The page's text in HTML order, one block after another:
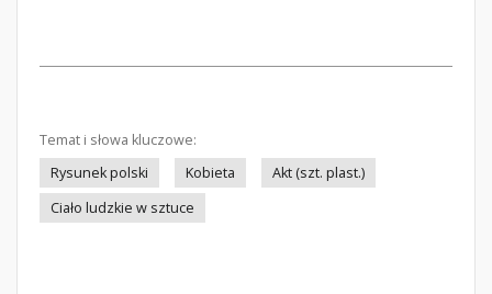
Temat i słowa kluczowe:
Rysunek polski
Kobieta
Akt (szt. plast.)
Ciało ludzkie w sztuce